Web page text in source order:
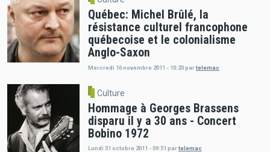
Québec: Michel Brûlé, la
résistance culturel francophone
québecoise et le colonialisme
Anglo-Saxon
Mercredi 16 novembre 2011 - 10:23 partelemac
Culture
Hommage à Georges Brassens
disparu il y a 30 ans - Concert
Bobino 1972
Lundi 31 octobre 2011 - 09:51 partelemac